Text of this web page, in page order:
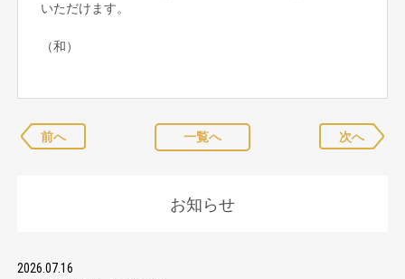
いただけます。
（和）
前へ 一覧へ 次へ
お知らせ
2026.07.16